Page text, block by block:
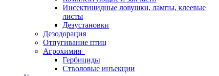
Инсектицидные ловушки, лампы, клеевые
листы
Дезустановки
Дезодорация
Отпугивание птиц
Агрохимия
Гербициды
Стволовые инъекции